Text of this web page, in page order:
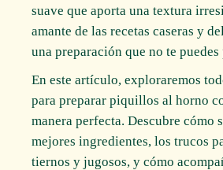
suave que aporta una textura
amante de las recetas caseras y
una preparación que no te puedes
En este artículo, exploraremos
para preparar piquillos al horno
manera perfecta. Descubre cómo
mejores ingredientes, los trucos
tiernos y jugosos, y cómo